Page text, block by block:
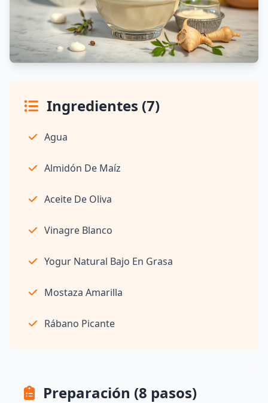
Ingredientes (7)
Agua
Almidón De Maíz
Aceite De Oliva
Vinagre Blanco
Yogur Natural Bajo En Grasa
Mostaza Amarilla
Rábano Picante
Preparación (8 pasos)